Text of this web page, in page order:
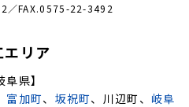
／FAX.0575-22-3492
エリア
阜県】
富加町、 坂祝町、川辺町、 岐阜